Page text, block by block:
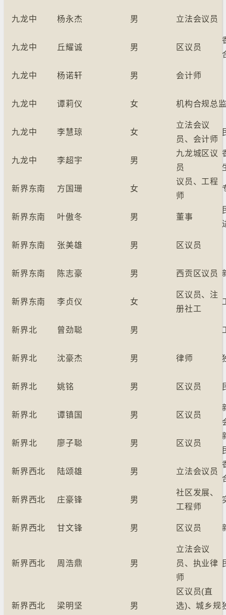
九龙中 杨永杰 男 立法会议员
九龙中 丘耀诚 男 区议员
九龙中 杨诺轩 男 会计师
九龙中 谭莉仪 女 机构合规总
九龙中 李慧琼 女
立法会议
员、会计师
九龙中 李超宇 男
九龙城区议
员
新界东南 方国珊 女
议员、工程
师
新界东南 叶傲冬 男 董事
新界东南 张美雄 男 区议员
新界东南 陈志豪 男 西贡区议员
新界东南 李贞仪 女
区议员、注
册社工
新界北 曾劲聪 男
新界北 沈豪杰 男 律师
新界北 姚铭 男 区议员
新界北 谭镇国 男 区议员
新界北 廖子聪 男 区议员
新界西北 陆颂雄 男 立法会议员
新界西北 庄豪锋 男
社区发展、
工程师
新界西北 甘文锋 男 区议员
新界西北 周浩鼎 男
立法会议
员、执业律
师
新界西北 梁明坚 男
区议员(直
选)、城乡规